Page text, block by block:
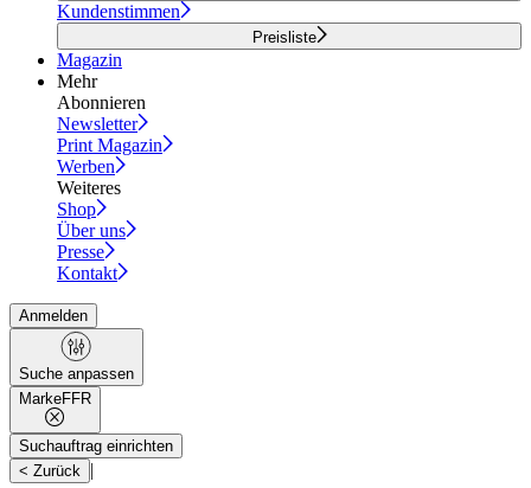
Kundenstimmen
Preisliste
Magazin
Mehr
Abonnieren
Newsletter
Print Magazin
Werben
Weiteres
Shop
Über uns
Presse
Kontakt
Anmelden
Suche anpassen
MarkeFFR
Suchauftrag einrichten
< Zurück |